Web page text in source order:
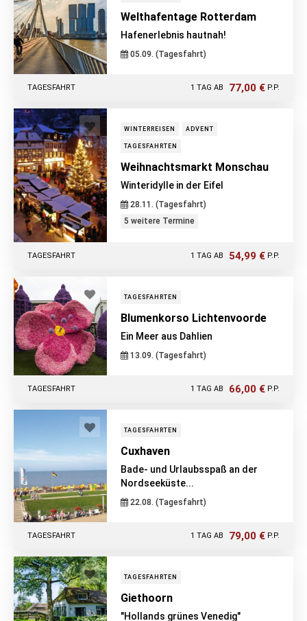
Welthafentage Rotterdam
Hafenerlebnis hautnah!
05.09. (Tagesfahrt)
1 TAG AB 77,00 € P.P.
TAGESFAHRT
WINTERREISEN ADVENT
TAGESFAHRTEN
Weihnachtsmarkt Monschau
Winteridylle in der Eifel
28.11. (Tagesfahrt)
5 weitere Termine
1 TAG AB 54,99 € P.P.
TAGESFAHRT
TAGESFAHRTEN
Blumenkorso Lichtenvoorde
Ein Meer aus Dahlien
13.09. (Tagesfahrt)
1 TAG AB 66,00 € P.P.
TAGESFAHRT
TAGESFAHRTEN
Cuxhaven
Bade- und Urlaubsspaß an der
Nordseeküste...
22.08. (Tagesfahrt)
1 TAG AB 79,00 € P.P.
TAGESFAHRT
TAGESFAHRTEN
Giethoorn
"Hollands grünes Venedig"